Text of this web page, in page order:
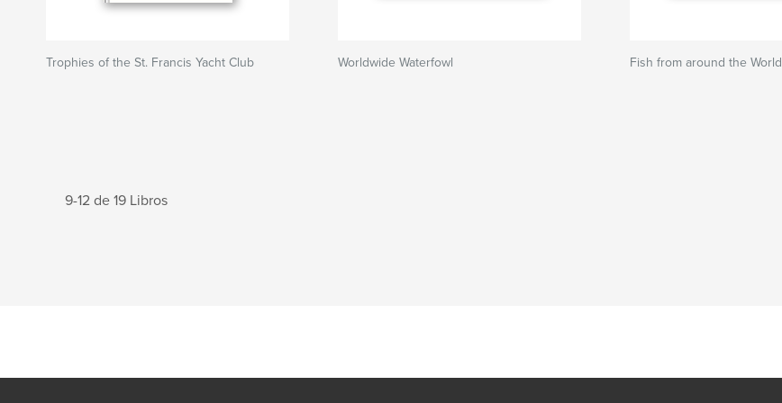
Trophies of the St. Francis Yacht Club Worldwide Waterfowl Fish from around the World
9-12 de 19 Libros